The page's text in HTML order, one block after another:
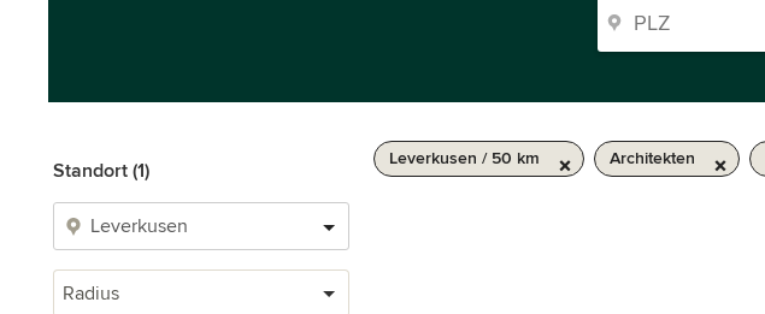
Standort (1)
Radius
Leverkusen / 50 km Architekten